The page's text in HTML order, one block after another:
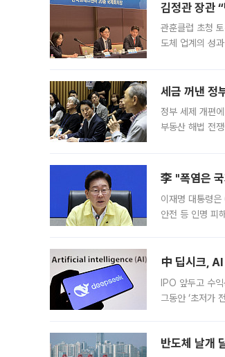
김정관 장관
관훈클럽 초청
도체 업계의 성
세금 꺼낸 정
정부 세제 개편
부동산 해법 전
李 "폭염은
이재명 대통령
안전 등 인명 피
中 딥시크,
IPO 앞두고 수
그동안 ‘초저가
반도체 날개